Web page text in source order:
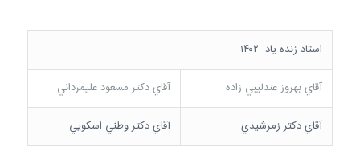
استاد زنده ياد ۱۴۰۲
آقاي بهروز عندليبي زاده آقاي دکتر مسعود عليمرداني
آقاي دكتر زمرشيدي آقاي دكتر وطني اسكويي